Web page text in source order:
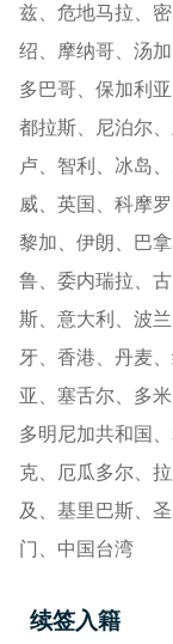
兹、危地马拉、
绍、摩纳哥、汤
多巴哥、保加利
都拉斯、尼泊尔
卢、智利、冰岛
威、英国、科摩
黎加、伊朗、巴
鲁、委内瑞拉、
斯、意大利、波
牙、香港、丹麦
亚、塞舌尔、多
多明尼加共和国
克、厄瓜多尔、
及、基里巴斯、
门、 中国 台湾
续签入籍